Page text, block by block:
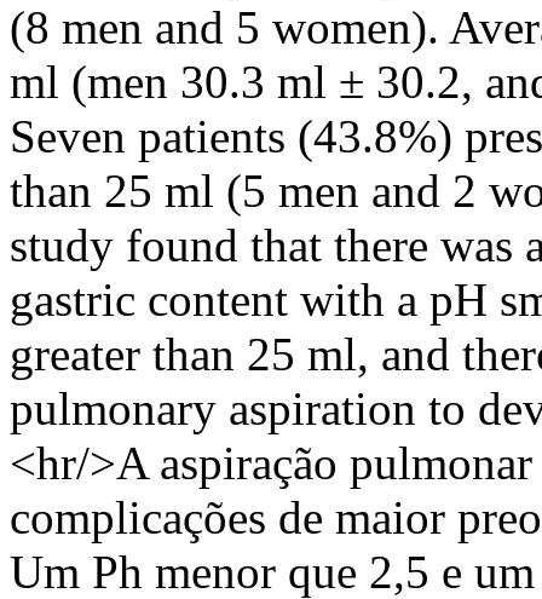
(8 men and 5 women).
ml (men 30.3 ml ± 30.2,
Seven patients (43.8%)
than 25 ml (5 men and 2
study found that there was
gastric content with a pH
greater than 25 ml, and
pulmonary aspiration to
<hr/>A aspiração
complicações de maior
Um Ph menor que 2,5 e